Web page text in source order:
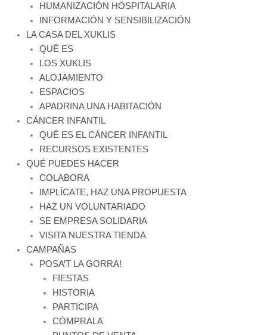
HUMANIZACIÓN HOSPITALARIA
INFORMACIÓN Y SENSIBILIZACIÓN
LA CASA DEL XUKLIS
QUÉ ES
LOS XUKLIS
ALOJAMIENTO
ESPACIOS
APADRINA UNA HABITACIÓN
CÁNCER INFANTIL
QUÉ ES EL CÁNCER INFANTIL
RECURSOS EXISTENTES
QUÉ PUEDES HACER
COLABORA
IMPLÍCATE, HAZ UNA PROPUESTA
HAZ UN VOLUNTARIADO
SE EMPRESA SOLIDARIA
VISITA NUESTRA TIENDA
CAMPAÑAS
POSA’T LA GORRA!
FIESTAS
HISTORIA
PARTICIPA
CÓMPRALA